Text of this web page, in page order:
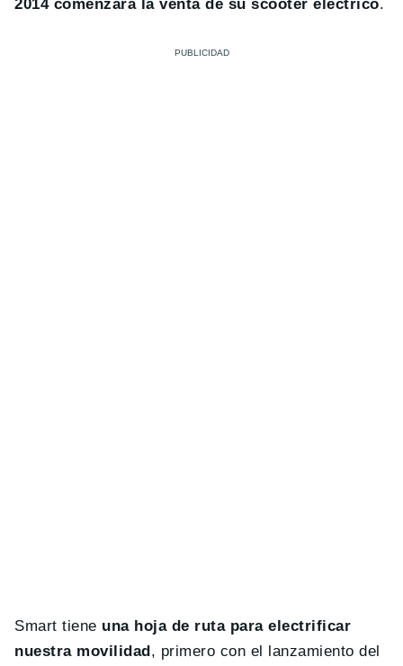
2014 comenzará la venta de su scooter eléctrico.
Smart tiene una hoja de ruta para electrificar
nuestra movilidad, primero con el lanzamiento del